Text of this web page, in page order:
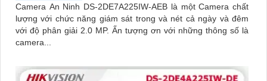
Camera An Ninh DS-2DE7A225IW-AEB là một Camera chất
lượng với chức năng giám sát trong và nét cả ngày và đêm
với độ phân giải 2.0 MP. Ấn tượng ơn với những thông số là
camera...